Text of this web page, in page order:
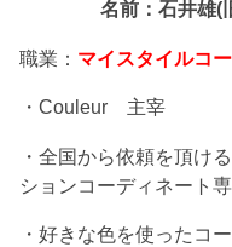
名前：石井雄(
職業： マイスタイルコ
・Couleur 主宰
・全国から依頼を頂け
ションコーディネート
・好きな色を使ったコ